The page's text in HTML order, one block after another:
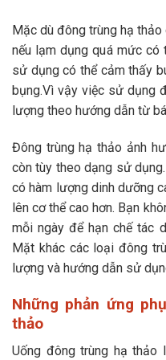
Mặc dù đông trùng hạ
nếu lạm dụng quá mức có
sử dụng có thể cảm thấy
bụng.Vì vậy việc sử dụng
lượng theo hướng dẫn từ
Đông trùng hạ thảo ảnh
còn tùy theo dạng sử
có hàm lượng dinh dưỡng
lên cơ thể cao hơn. Bạn
mỗi ngày để hạn chế tác
Mặt khác các loại đông
lượng và hướng dẫn sử
Những phản ứng
thảo
Uống đông trùng hạ thảo